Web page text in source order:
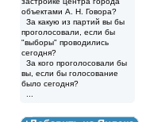
объектами А. Н. Говора?
За какую из партий вы бы
проголосовали, если бы
"выборы" проводились
сегодня?
За кого проголосовали бы
вы, если бы голосование
было сегодня?